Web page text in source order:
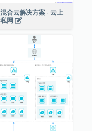
混合云解决方案 - 云上
私网